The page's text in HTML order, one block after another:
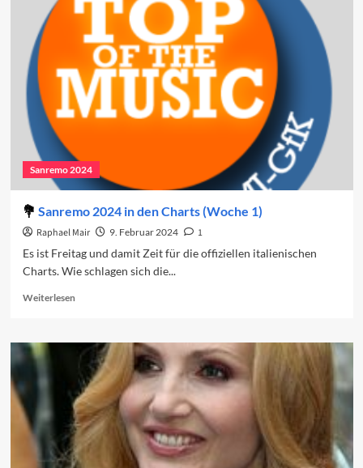
Der
vierte
Abend
Sanremo 2024
Sanremo 2024 in den Charts (Woche 1)
Raphael Mair 9. Februar 2024
1
Es ist Freitag und damit Zeit für die offiziellen italienischen
Charts. Wie schlagen sich die...
WeiterlesenRead
Sanremo
2024
den
Charts
(Woche
1)